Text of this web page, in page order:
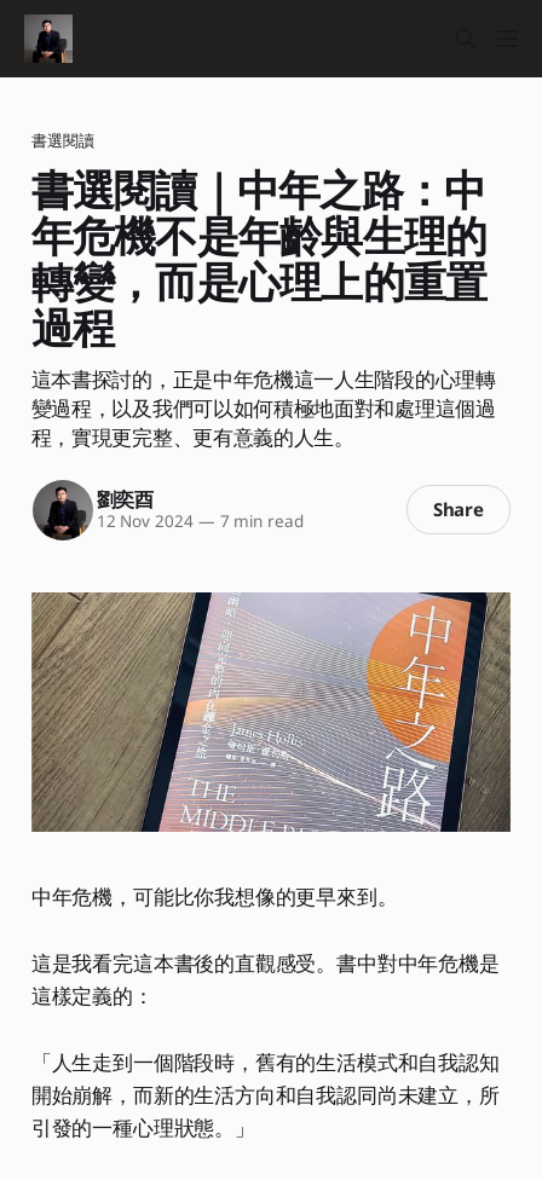
書選閱讀
書選閱讀｜中年之路：中
年危機不是年齡與生理的
轉變，而是心理上的重置
過程
這本書探討的，正是中年危機這一人生階段的心理轉
變過程，以及我們可以如何積極地面對和處理這個過
程，實現更完整、更有意義的人生。
劉奕酉
12 Nov 2024 — 7 min read Share
中年危機，可能比你我想像的更早來到。
這是我看完這本書後的直觀感受。書中對中年危機是
這樣定義的：
「人生走到一個階段時，舊有的生活模式和自我認知
開始崩解，而新的生活方向和自我認同尚未建立，所
引發的一種心理狀態。」